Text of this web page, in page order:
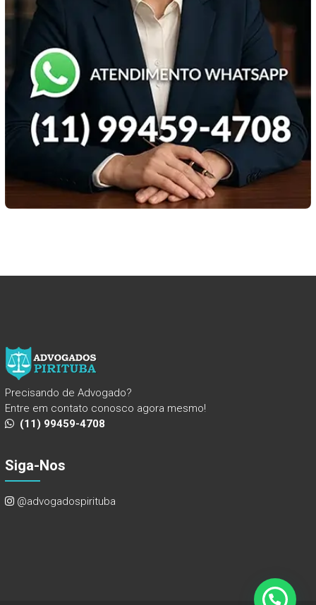
Precisando de Advogado?
Entre em contato conosco agora mesmo!
(11) 99459-4708
Siga-Nos
@advogadospirituba